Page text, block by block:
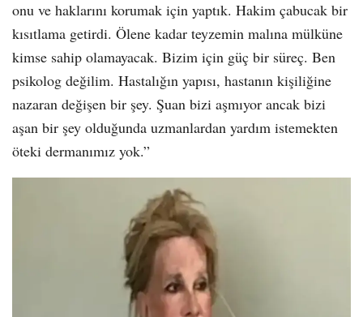
onu ve haklarını korumak için yaptık. Hakim çabucak bir
kısıtlama getirdi. Ölene kadar teyzemin malına mülküne
kimse sahip olamayacak. Bizim için güç bir süreç. Ben
psikolog değilim. Hastalığın yapısı, hastanın kişiliğine
nazaran değişen bir şey. Şuan bizi aşmıyor ancak bizi
aşan bir şey olduğunda uzmanlardan yardım istemekten
öteki dermanımız yok.”